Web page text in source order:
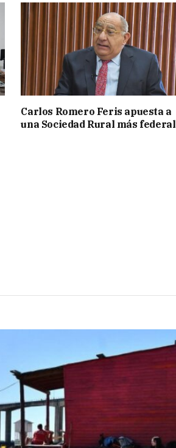
Carlos Romero Feris apuesta a
una Sociedad Rural más federal